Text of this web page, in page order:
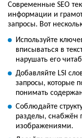
Современные SEO
информации и
запросы. Вот
Используйте
вписываться в
нарушать его
Добавляйте LSI
запросы, которые
понимать
Соблюдайте
разделы, снабжён
изображениями.